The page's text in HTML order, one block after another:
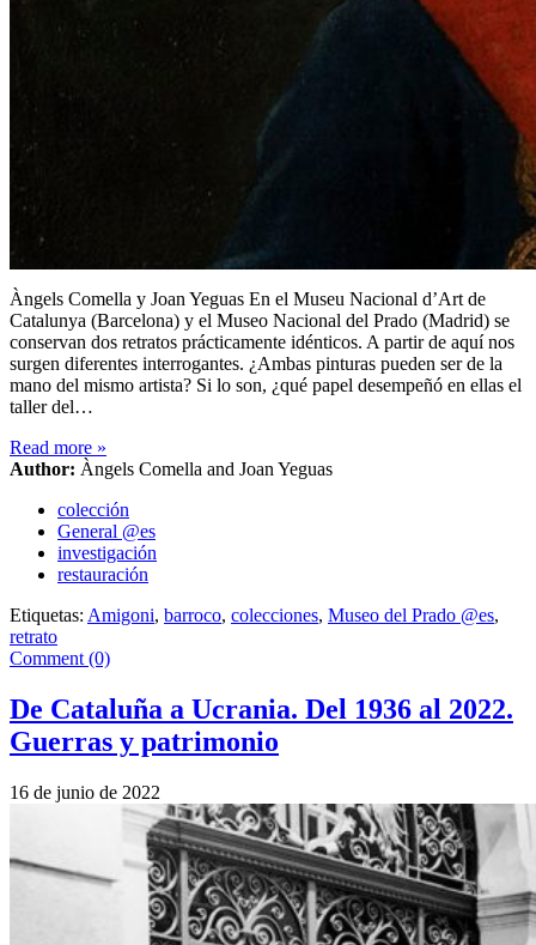
Àngels Comella y Joan Yeguas En el Museu Nacional d’Art de
Catalunya (Barcelona) y el Museo Nacional del Prado (Madrid) se
conservan dos retratos prácticamente idénticos. A partir de aquí nos
surgen diferentes interrogantes. ¿Ambas pinturas pueden ser de la
mano del mismo artista? Si lo son, ¿qué papel desempeñó en ellas el
taller del…
Read more »
Author: Àngels Comella and Joan Yeguas
colección
General @es
investigación
restauración
Etiquetas: Amigoni, barroco, colecciones, Museo del Prado @es,
retrato
Comment (0)
De Cataluña a Ucrania. Del 1936 al 2022.
Guerras y patrimonio
16 de junio de 2022